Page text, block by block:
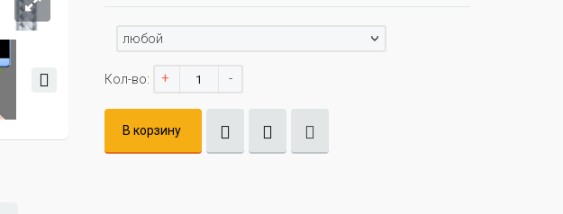
любой
Кол-во: + -
В корзину